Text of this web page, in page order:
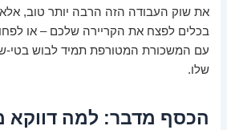
את שוק העבודה הזה הרבה יותר טוב, אלא
בכלים לפצח את הקריירה שלכם – או
עם המשכורת המטורפת תמיד לבוש בטי-
שלו.
הכסף מדבר: למה דווקא